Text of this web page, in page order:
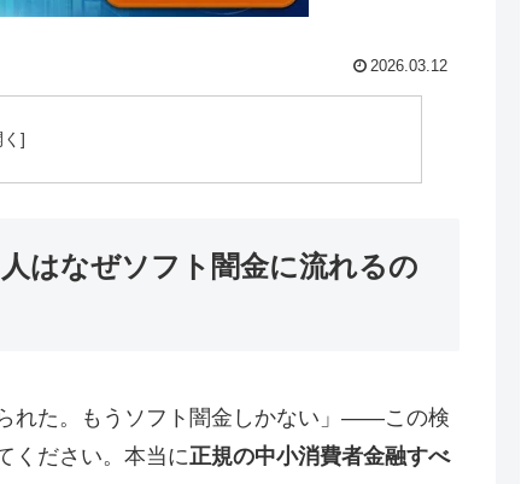
2026.03.12
はなぜソフト闇金に流れるの
れた。もうソフト闇金しかない」——この検
ください。本当に正規の中小消費者金融すべ